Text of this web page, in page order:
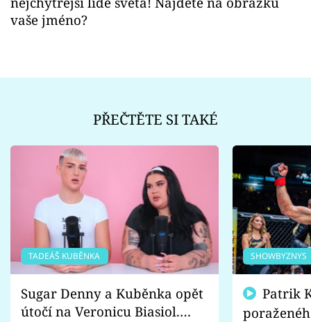
vaše jméno?
PŘEČTĚTE SI TAKÉ
TADEÁŠ KUBĚNKA
Sugar Denny a Kuběnka opět
útočí na Veronicu Biasiol.
SHOWBYZNYS